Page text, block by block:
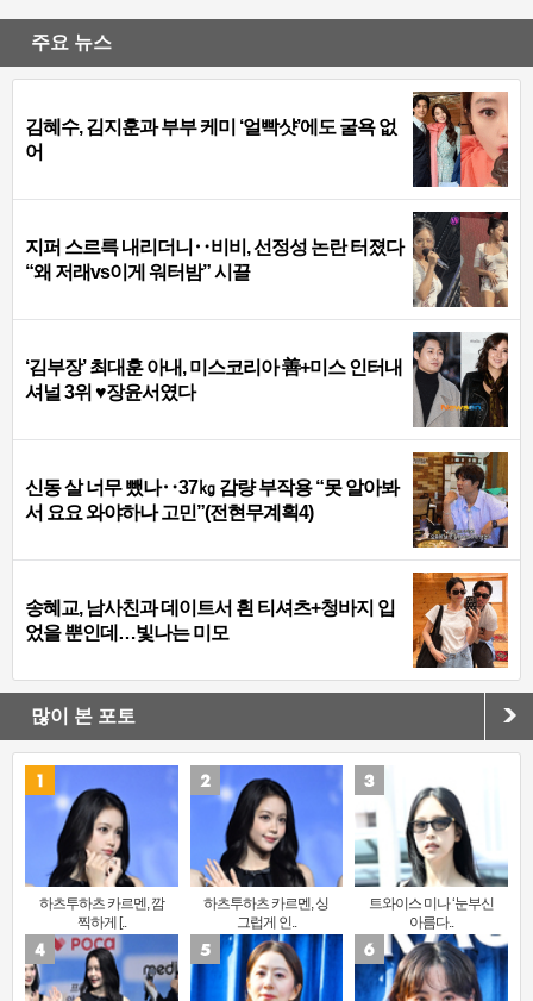
주요 뉴스
김혜수, 김지훈과 부부 케미 ‘얼빡샷’에도 굴욕 없
어
지퍼 스르륵 내리더니‥비비, 선정성 논란 터졌다
“왜 저래vs이게 워터밤” 시끌
‘김부장’ 최대훈 아내, 미스코리아 善+미스 인터내
셔널 3위 ♥장윤서였다
신동 살 너무 뺐나‥37㎏ 감량 부작용 “못 알아봐
서 요요 와야하나 고민”(전현무계획4)
송혜교, 남사친과 데이트서 흰 티셔츠+청바지 입
었을 뿐인데…빛나는 미모
많이 본 포토
하츠투하츠 카르멘, 깜
찍하게 [..
하츠투하츠 카르멘, 싱
그럽게 인..
트와이스 미나 ‘눈부신
아름다..